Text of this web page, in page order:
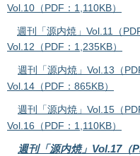
Vol.10（PDF：1,110KB）
週刊「源内焼」Vol.11（
Vol.12（PDF：1,235KB）
週刊「源内焼」Vol.13（
Vol.14（PDF：865KB）
週刊「源内焼」Vol.15（
Vol.16（PDF：1,110KB）
週刊「源内焼」Vol.17（